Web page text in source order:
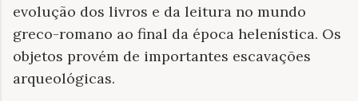
evolução dos livros e da leitura no mundo
greco-romano ao final da época helenística. Os
objetos provém de importantes escavações
arqueológicas.